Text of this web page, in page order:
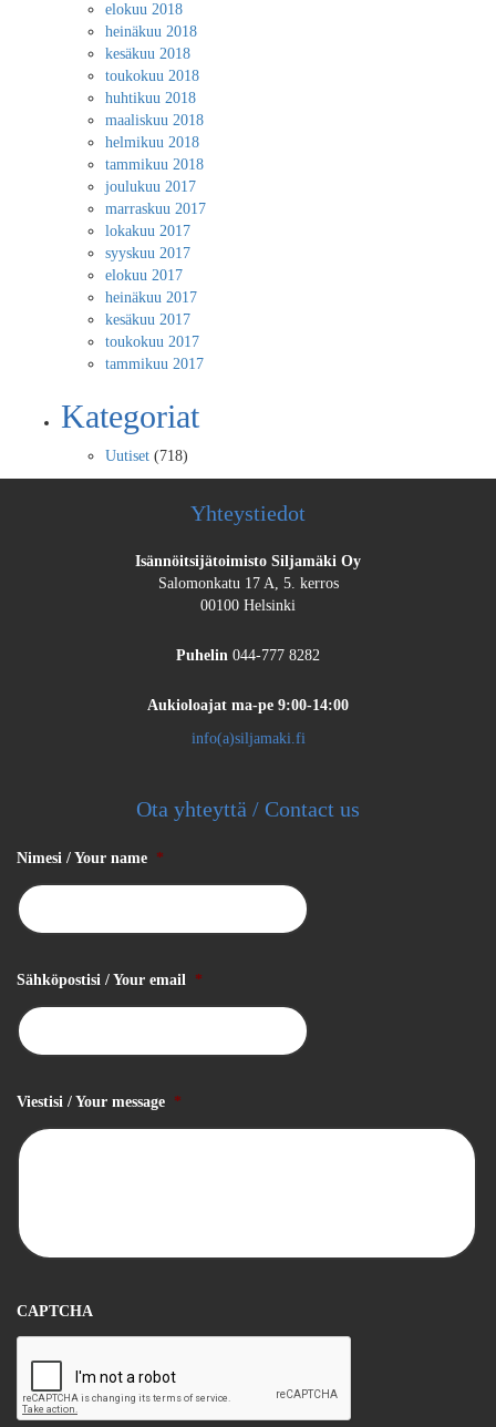
elokuu 2018
heinäkuu 2018
kesäkuu 2018
toukokuu 2018
huhtikuu 2018
maaliskuu 2018
helmikuu 2018
tammikuu 2018
joulukuu 2017
marraskuu 2017
lokakuu 2017
syyskuu 2017
elokuu 2017
heinäkuu 2017
kesäkuu 2017
toukokuu 2017
tammikuu 2017
Kategoriat
Uutiset (718)
Yhteystiedot
Isännöitsijätoimisto Siljamäki Oy
Salomonkatu 17 A, 5. kerros
00100 Helsinki
Puhelin 044-777 8282
Aukioloajat ma-pe 9:00-14:00
info(a)siljamaki.fi
Ota yhteyttä / Contact us
Nimesi / Your name *
Sähköpostisi / Your email *
Viestisi / Your message *
CAPTCHA